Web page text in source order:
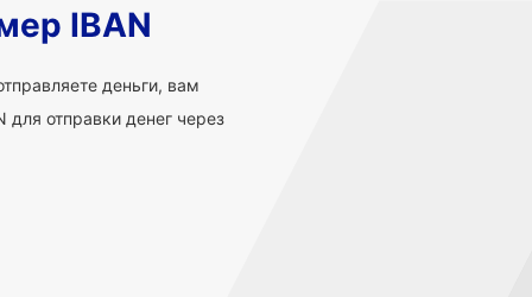
IBAN
деньги, вам
отправки денег через